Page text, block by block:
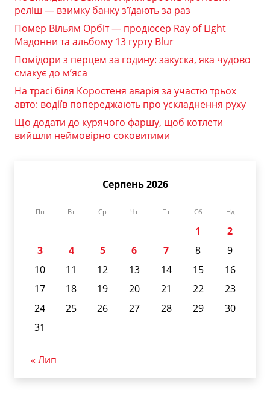
реліш — взимку банку з’їдають за раз
Помер Вільям Орбіт — продюсер Ray of Light
Мадонни та альбому 13 гурту Blur
Помідори з перцем за годину: закуска, яка чудово
смакує до м’яса
На трасі біля Коростеня аварія за участю трьох
авто: водіїв попереджають про ускладнення руху
Що додати до курячого фаршу, щоб котлети
вийшли неймовірно соковитими
Серпень 2026
Пн Вт Ср Чт Пт Сб Нд
1
2
3
4 5 6 7 8
9
10
11 12 13 14 15
16
17
18 19 20 21 22
23
24
25 26 27 28 29
30
31
« Лип